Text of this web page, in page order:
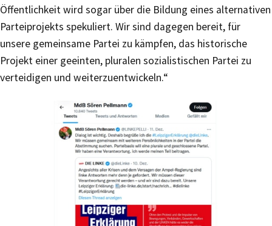
Öffentlichkeit wird sogar über die Bildung eines alternativen
Parteiprojekts spekuliert. Wir sind dagegen bereit, für
unsere gemeinsame Partei zu kämpfen, das historische
Projekt einer geeinten, pluralen sozialistischen Partei zu
verteidigen und weiterzuentwickeln.“